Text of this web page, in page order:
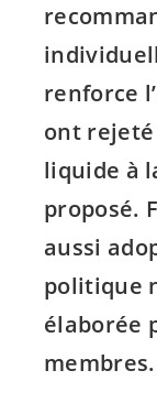
renforce
ont rejeté
liquide à
proposé.
aussi
politique
élaborée
membres.